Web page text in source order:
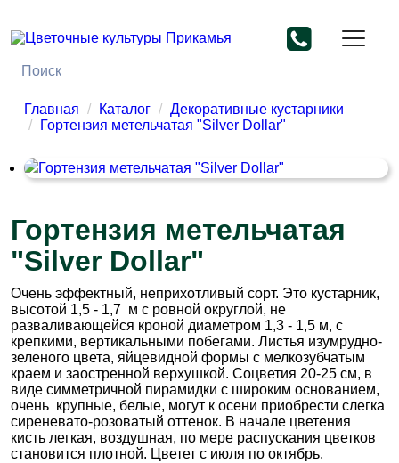
Главная Каталог
Декоративные кустарники
Гортензия метельчатая "Silver Dollar"
Гортензия метельчатая
"Silver Dollar"
Очень эффектный, неприхотливый сорт. Это кустарник,
высотой 1,5 - 1,7 м с ровной округлой, не
разваливающейся кроной диаметром 1,3 - 1,5 м, с
крепкими, вертикальными побегами. Листья изумрудно-
зеленого цвета, яйцевидной формы с мелкозубчатым
краем и заостренной верхушкой. Соцветия 20-25 см, в
виде симметричной пирамидки с широким основанием,
очень крупные, белые, могут к осени приобрести слегка
сиреневато-розоватый оттенок. В начале цветения
кисть легкая, воздушная, по мере распускания цветков
становится плотной. Цветет с июля по октябрь.